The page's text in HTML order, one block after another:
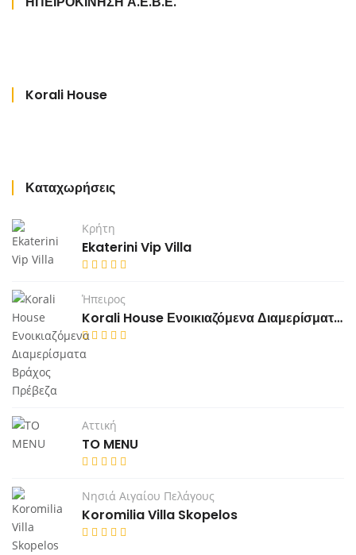
Korali House
Καταχωρήσεις
Κρήτη
Ekaterini Vip Villa
Ήπειρος
Korali House Ενοικιαζόμενα Διαμερίσματα Βράχος Πρέβεζα
Αττική
TO MENU
Νησιά Αιγαίου Πελάγους
Koromilia Villa Skopelos